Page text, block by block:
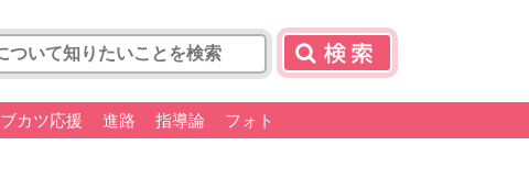
ブカツ応援 進路 指導論 フォト